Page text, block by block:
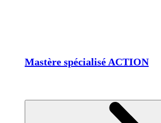
Mastère spécialisé ACTION